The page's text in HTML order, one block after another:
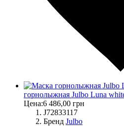
горнолыжная Julbo Luna
Цена:6 486,00 грн
J72833117
Бренд Julbo